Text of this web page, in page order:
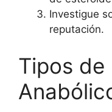
Investigue
reputación.
Tipos de